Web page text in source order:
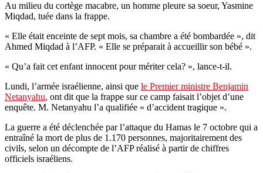
Au milieu du cortège macabre, un homme pleure sa soeur, Yasmine
Miqdad, tuée dans la frappe.
« Elle était enceinte de sept mois, sa chambre a été bombardée », dit
Ahmed Miqdad à l’AFP. « Elle se préparait à accueillir son bébé ».
« Qu’a fait cet enfant innocent pour mériter cela? », lance-t-il.
Lundi, l’armée israélienne, ainsi que le Premier ministre Benjamin
Netanyahu, ont dit que la frappe sur ce camp faisait l’objet d’une
enquête. M. Netanyahu l’a qualifiée « d’accident tragique ».
La guerre a été déclenchée par l’attaque du Hamas le 7 octobre qui a
entraîné la mort de plus de 1.170 personnes, majoritairement des
civils, selon un décompte de l’AFP réalisé à partir de chiffres
officiels israéliens.